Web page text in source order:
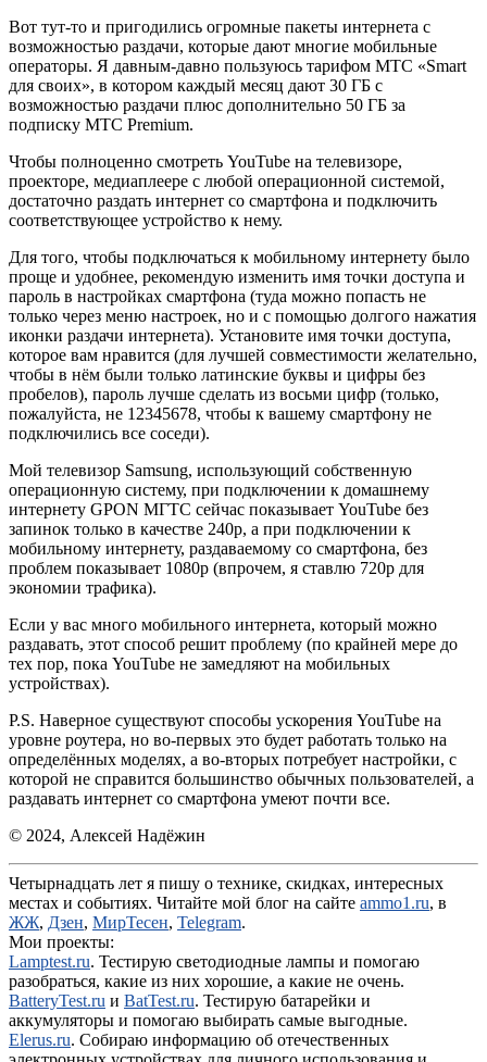
Вот тут-то и пригодились огромные пакеты интернета с
возможностью раздачи, которые дают многие мобильные
операторы. Я давным-давно пользуюсь тарифом МТС «Smart
для своих», в котором каждый месяц дают 30 ГБ с
возможностью раздачи плюс дополнительно 50 ГБ за
подписку МТС Premium.
Чтобы полноценно смотреть YouTube на телевизоре,
проекторе, медиаплеере с любой операционной системой,
достаточно раздать интернет со смартфона и подключить
соответствующее устройство к нему.
Для того, чтобы подключаться к мобильному интернету было
проще и удобнее, рекомендую изменить имя точки доступа и
пароль в настройках смартфона (туда можно попасть не
только через меню настроек, но и с помощью долгого нажатия
иконки раздачи интернета). Установите имя точки доступа,
которое вам нравится (для лучшей совместимости желательно,
чтобы в нём были только латинские буквы и цифры без
пробелов), пароль лучше сделать из восьми цифр (только,
пожалуйста, не 12345678, чтобы к вашему смартфону не
подключились все соседи).
Мой телевизор Samsung, использующий собственную
операционную систему, при подключении к домашнему
интернету GPON МГТС сейчас показывает YouTube без
запинок только в качестве 240p, а при подключении к
мобильному интернету, раздаваемому со смартфона, без
проблем показывает 1080p (впрочем, я ставлю 720p для
экономии трафика).
Если у вас много мобильного интернета, который можно
раздавать, этот способ решит проблему (по крайней мере до
тех пор, пока YouTube не замедляют на мобильных
устройствах).
P.S. Наверное существуют способы ускорения YouTube на
уровне роутера, но во-первых это будет работать только на
определённых моделях, а во-вторых потребует настройки, с
которой не справится большинство обычных пользователей, а
раздавать интернет со смартфона умеют почти все.
© 2024, Алексей Надёжин
Четырнадцать лет я пишу о технике, скидках, интересных
местах и событиях. Читайте мой блог на сайте ammo1.ru, в
ЖЖ, Дзен, МирТесен, Telegram.
Мои проекты:
Lamptest.ru. Тестирую светодиодные лампы и помогаю
разобраться, какие из них хорошие, а какие не очень.
BatteryTest.ru и BatTest.ru. Тестирую батарейки и
аккумуляторы и помогаю выбирать самые выгодные.
Elerus.ru. Собираю информацию об отечественных